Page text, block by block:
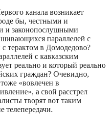
канала возникает
бы, честными и
и законопослушными
параллелей с
терактом в Домодедово?
с кавказским
реально и который реально
граждан? Очевидно,
«вовлечен в
а свой расстрел
творят вот таким
телепередачи.